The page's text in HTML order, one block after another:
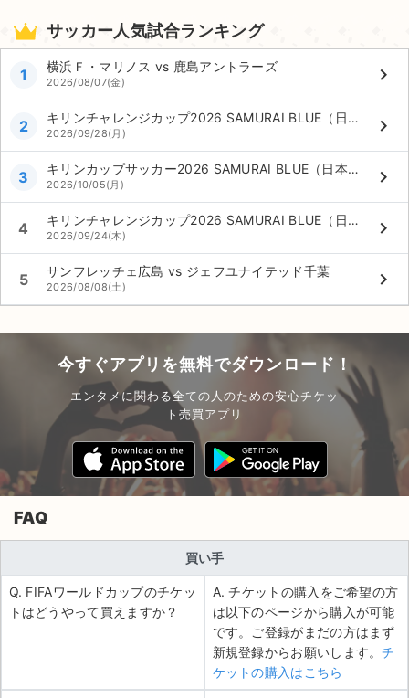
サッカー人気試合ランキング
1 横浜Ｆ・マリノス vs 鹿島アントラーズ
2026/08/07(金) keyboard_arrow_right
2 キリンチャレンジカップ2026 SAMURAI BLUE（日本代表）vs ベネズエラ代表
2026/09/28(月) keyboard_arrow_right
3 キリンカップサッカー2026 SAMURAI BLUE（日本代表）対 対戦国未定
2026/10/05(月) keyboard_arrow_right
4 キリンチャレンジカップ2026 SAMURAI BLUE（日本代表） vs ウルグアイ代表
2026/09/24(木) keyboard_arrow_right
5 サンフレッチェ広島 vs ジェフユナイテッド千葉
2026/08/08(土) keyboard_arrow_right
今すぐアプリを無料でダウンロード！
エンタメに関わる全ての人のための安心チケッ
ト売買アプリ
FAQ
買い手
Q. FIFAワールドカップのチケッ
トはどうやって買えますか？
A. チケットの購入をご希望の方
は以下のページから購入が可能
です。ご登録がまだの方はまず
新規登録からお願いします。チ
ケットの購入はこちら